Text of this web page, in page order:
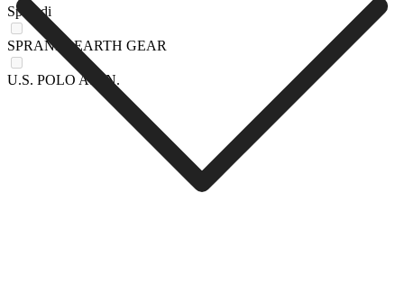
Sprandi
SPRANDI EARTH GEAR
U.S. POLO ASSN.